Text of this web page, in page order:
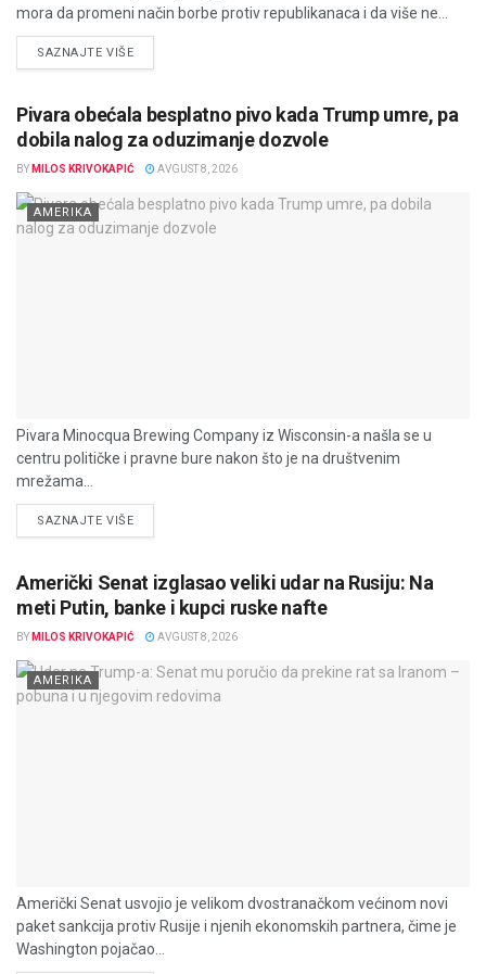
mora da promeni način borbe protiv republikanaca i da više ne...
SAZNAJTE VIŠEDETAILS
Pivara obećala besplatno pivo kada Trump umre, pa
dobila nalog za oduzimanje dozvole
BY MILOS KRIVOKAPIĆ AVGUST 8, 2026
AMERIKA
Pivara Minocqua Brewing Company iz Wisconsin-a našla se u
centru političke i pravne bure nakon što je na društvenim
mrežama...
SAZNAJTE VIŠEDETAILS
Američki Senat izglasao veliki udar na Rusiju: Na
meti Putin, banke i kupci ruske nafte
BY MILOS KRIVOKAPIĆ AVGUST 8, 2026
AMERIKA
Američki Senat usvojio je velikom dvostranačkom većinom novi
paket sankcija protiv Rusije i njenih ekonomskih partnera, čime je
Washington pojačao...